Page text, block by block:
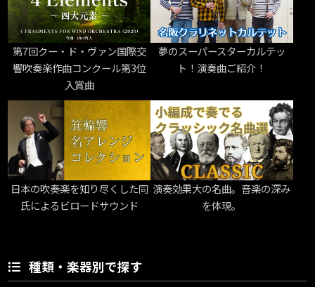
第7回クー・ド・ヴァン国際交
響吹奏楽作曲コンクール第3位
入賞曲
夢のスーパースターカルテッ
ト！演奏曲ご紹介！
日本の吹奏楽を知り尽くした同
氏によるビロードサウンド
演奏効果大の名曲。音楽の深み
を体現。
種類・楽器別で探す